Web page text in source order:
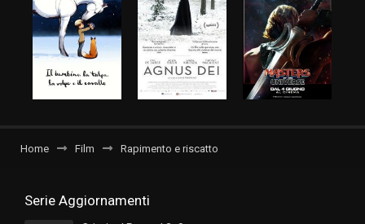
Home Film Rapimento e riscatto
Serie Aggiornamenti